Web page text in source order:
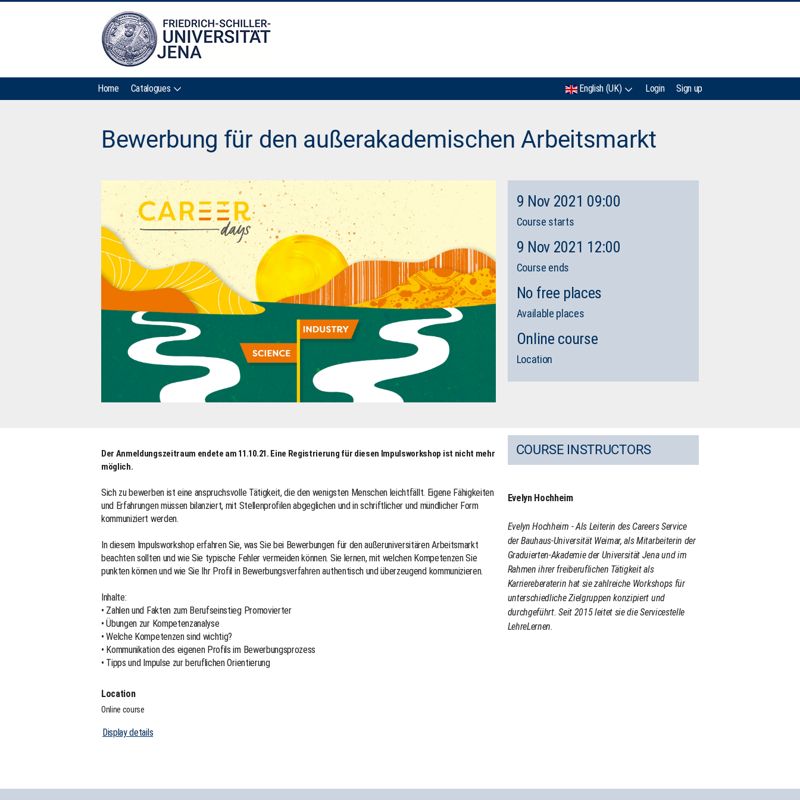
Home Catalogues English (UK) Login Sign up
Bewerbung für den außerakademischen Arbeitsmarkt
9 Nov 2021 09:00
Course starts
9 Nov 2021 12:00
Course ends
No free places
Available places
Online course
Location
Der Anmeldungszeitraum endete am 11.10.21. Eine Registrierung für diesen Impulsworkshop ist nicht mehr
möglich.
Sich zu bewerben ist eine anspruchsvolle Tätigkeit, die den wenigsten Menschen leichtfällt. Eigene Fähigkeiten
und Erfahrungen müssen bilanziert, mit Stellenprofilen abgeglichen und in schriftlicher und mündlicher Form
kommuniziert werden.
In diesem Impulsworkshop erfahren Sie, was Sie bei Bewerbungen für den außeruniversitären Arbeitsmarkt
beachten sollten und wie Sie typische Fehler vermeiden können. Sie lernen, mit welchen Kompetenzen Sie
punkten können und wie Sie Ihr Profil in Bewerbungsverfahren authentisch und überzeugend kommunizieren.
Inhalte:
• Zahlen und Fakten zum Berufseinstieg Promovierter
• Übungen zur Kompetenzanalyse
• Welche Kompetenzen sind wichtig?
• Kommunikation des eigenen Profils im Bewerbungsprozess
• Tipps und Impulse zur beruflichen Orientierung
Location
Online course
Display details
COURSE INSTRUCTORS
Evelyn Hochheim
Evelyn Hochheim - Als Leiterin des Careers Service
der Bauhaus-Universität Weimar, als Mitarbeiterin der
Graduierten-Akademie der Universität Jena und im
Rahmen ihrer freiberuflichen Tätigkeit als
Karriereberaterin hat sie zahlreiche Workshops für
unterschiedliche Zielgruppen konzipiert und
durchgeführt. Seit 2015 leitet sie die Servicestelle
LehreLernen.